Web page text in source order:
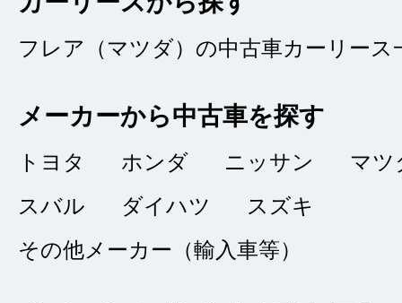
問い合わせから納
なくスムーズでし
るので、不安なく
フレア（マツダ）の中古車カーリース
メーカーから中古車を探す
トヨタ ホンダ ニッサン
マツ
スバル
ダイハツ
スズキ
その他メーカー（輸入車等）